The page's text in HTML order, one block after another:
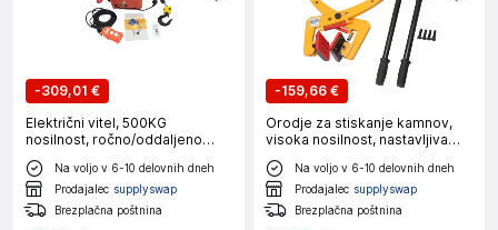
-309,01 €
Električni vitel, 500KG
nosilnost, ročno/oddaljeno
upravljanje, 220V, 500 Kg
Na voljo v 6-10 delovnih dneh
Prodajalec supplyswap
Brezplačna poštnina
-159,66 €
Orodje za stiskanje kamnov,
visoka nosilnost, nastavljiva
širina stiskanja, gumijasti ročaj
Na voljo v 6-10 delovnih dneh
Prodajalec supplyswap
Brezplačna poštnina